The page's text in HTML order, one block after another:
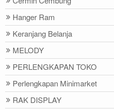
Hanger Ram
Keranjang Belanja
MELODY
PERLENGKAPAN TOKO
Perlengkapan Minimarket
RAK DISPLAY